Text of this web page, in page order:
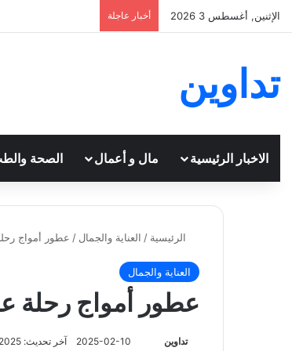
الإثنين, أغسطس 3 2026 أخبار عاجلة
تداوين
الاخبار الرئيسية مال و أعمال الصحة
الرئيسية / العناية والجمال / عطور أمواج
العناية والجمال
عطور أمواج رحلة
تداوين 2025-02-10 آخر تحديث: 2025-02-10